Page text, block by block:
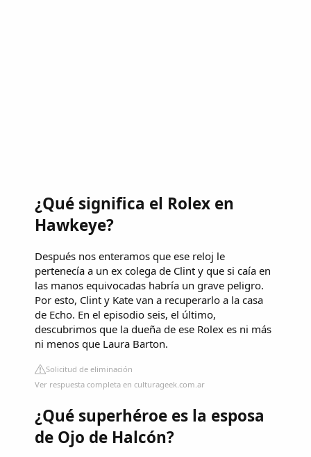
¿Qué significa el Rolex en
Hawkeye?
Después nos enteramos que ese reloj le
pertenecía a un ex colega de Clint y que si caía en
las manos equivocadas habría un grave peligro.
Por esto, Clint y Kate van a recuperarlo a la casa
de Echo. En el episodio seis, el último,
descubrimos que la dueña de ese Rolex es ni más
ni menos que Laura Barton.
Solicitud de eliminación
Ver respuesta completa en culturageek.com.ar
¿Qué superhéroe es la esposa
de Ojo de Halcón?